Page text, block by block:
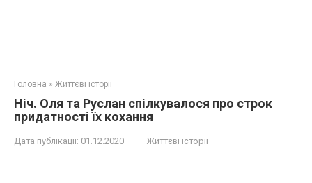
Головна » Життєві історії
Ніч. Оля та Руслан спілкувалося про строк
придатності їх кохання
Дата публікації: 01.12.2020 Життєві історії